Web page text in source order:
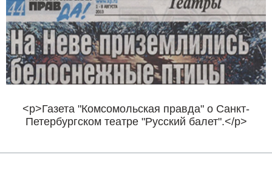
<p>Газета "Комсомольская правда" о Санкт-
Петербургском театре "Русский балет".</p>